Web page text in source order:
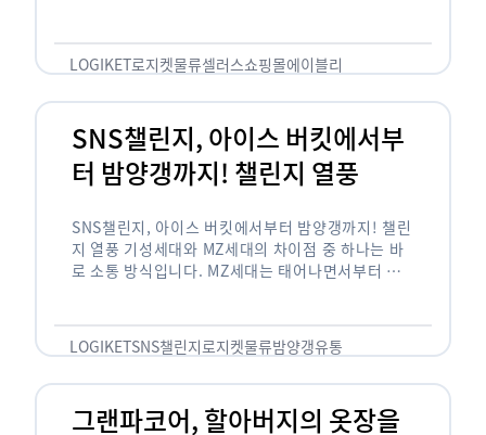
LOGIKET로지켓물류셀러스쇼핑몰에이블리
SNS챌린지, 아이스 버킷에서부
터 밤양갱까지! 챌린지 열풍
SNS챌린지, 아이스 버킷에서부터 밤양갱까지! 챌린
지 열풍 기성세대와 MZ세대의 차이점 중 하나는 바
로 소통 방식입니다. MZ세대는 태어나면서부터 디
도 능숙한 …
LOGIKETSNS챌린지로지켓물류밤양갱유통
그랜파코어, 할아버지의 옷장을